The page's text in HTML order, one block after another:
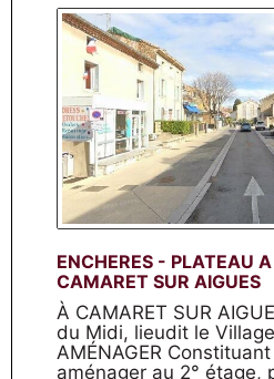
ENCHERES - PLATEAU
CAMARET SUR AIGUES
À CAMARET SUR
du Midi, lieudit le
AMÉNAGER
aménager au 2° étage,